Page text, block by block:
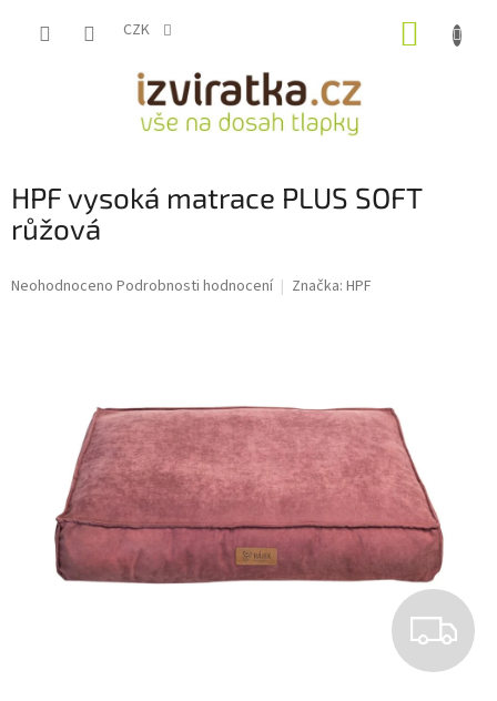
CZK
HPF vysoká matrace PLUS SOFT
růžová
Průměrné
Neohodnoceno Podrobnosti hodnocení Značka: HPF
Z
D